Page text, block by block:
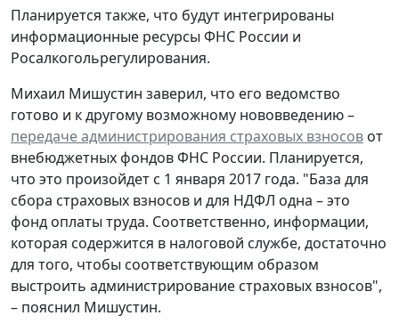
Планируется также, что будут интегрированы
информационные ресурсы ФНС России и
Росалкогольрегулирования.
Михаил Мишустин заверил, что его ведомство
готово и к другому возможному нововведению –
передаче администрирования страховых взносов от
внебюджетных фондов ФНС России. Планируется,
что это произойдет с 1 января 2017 года. "База для
сбора страховых взносов и для НДФЛ одна – это
фонд оплаты труда. Соответственно, информации,
которая содержится в налоговой службе, достаточно
для того, чтобы соответствующим образом
выстроить администрирование страховых взносов",
– пояснил Мишустин.